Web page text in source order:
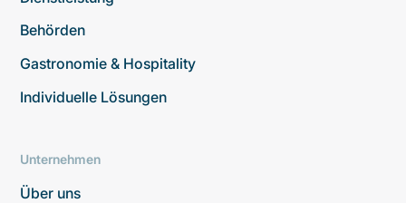
Behörden
Gastronomie & Hospitality
Individuelle Lösungen
Unternehmen
Über uns